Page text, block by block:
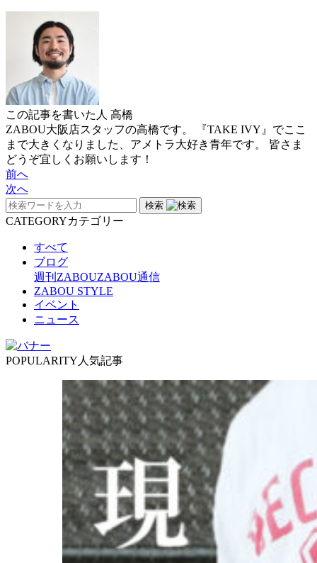
この記事を書いた人 高橋
ZABOU大阪店スタッフの高橋です。 『TAKE IVY』でここ
まで大きくなりました、アメトラ大好き青年です。 皆さま
どうぞ宜しくお願いします！
前へ
次へ
検索
CATEGORYカテゴリー
すべて
ブログ
週刊ZABOUZABOU通信
ZABOU STYLE
イベント
ニュース
POPULARITY 人気記事